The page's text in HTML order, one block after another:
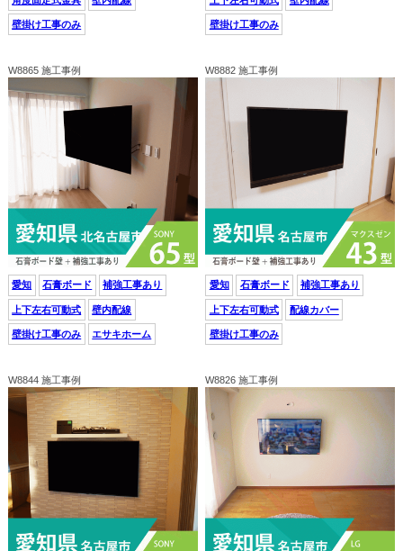
壁掛け工事のみ 壁掛け工事のみ
W8865 施工事例
愛知 石膏ボード 補強工事あり
上下左右可動式 壁内配線
壁掛け工事のみ エサキホーム
W8882 施工事例
愛知 石膏ボード 補強工事あり
上下左右可動式 配線カバー
壁掛け工事のみ
W8844 施工事例 W8826 施工事例